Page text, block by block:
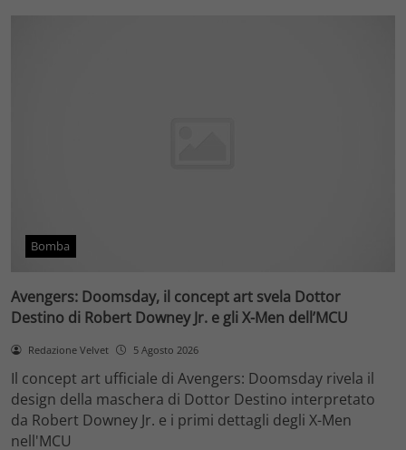
Bomba
Avengers: Doomsday, il concept art svela Dottor
Destino di Robert Downey Jr. e gli X-Men dell’MCU
Redazione Velvet 5 Agosto 2026
Il concept art ufficiale di Avengers: Doomsday rivela il
design della maschera di Dottor Destino interpretato
da Robert Downey Jr. e i primi dettagli degli X-Men
nell'MCU